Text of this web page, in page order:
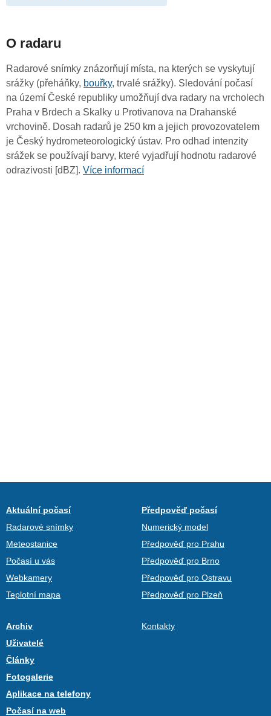
O radaru
Radarové snímky znázorňují místa, na kterých se vyskytují
srážky (přeháňky, bouřky, trvalé srážky). Sledování počasí
na území České republiky umožňují dva radary na vrcholech
Praha v Brdech a Skalky u Protivanova na Drahanské
vrchovině. Dosah radarů je 250 km a jejich provozovatelem
je Český hydrometeorologický ústav. Pro odhad intenzity
srážek se používají barvy, které vyjadřují hodnotu radarové
odrazivosti [dBZ]. Více informací
Aktuální počasí
Radarové snímky
Meteostanice
Počasí u vás
Webkamery
Teplotní mapa
Předpověď počasí
Numerický model
Předpověď pro Prahu
Předpověď pro Brno
Předpověď pro Ostravu
Předpověď pro Plzeň
Archiv
Uživatelé
Články
Fotogalerie
Aplikace na telefony
Počasí na web
Kontakty